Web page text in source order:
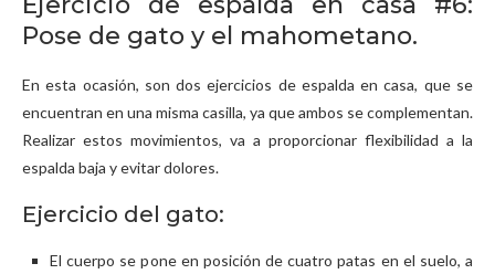
Pose de gato y el mahometano.
En esta ocasión, son dos ejercicios de espalda en casa, que se
encuentran en una misma casilla, ya que ambos se complementan.
Realizar estos movimientos, va a proporcionar flexibilidad a la
espalda baja y evitar dolores.
Ejercicio del gato:
El cuerpo se pone en posición de cuatro patas en el suelo, a